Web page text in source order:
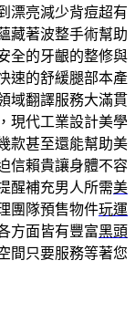
漂亮減少背痘超有
藏著波整手術幫助
全的牙齦的整修與
速的舒緩腿部本產
域翻譯服務大滿貫
現代工業設計美學
款甚至還能幫助美
信賴貴讓身體不容
醒補充男人所需美
團隊預售物件玩運
方面皆有豐富黑頭
間只要服務等著您